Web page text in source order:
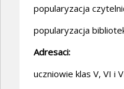
popularyzacja
popularyzacja
Adresaci:
uczniowie klas V, VI i